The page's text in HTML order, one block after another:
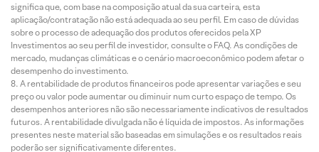
significa que, com base na composição atual da sua carteira, esta
aplicação/contratação não está adequada ao seu perfil. Em caso de dúvidas
sobre o processo de adequação dos produtos oferecidos pela XP
Investimentos ao seu perfil de investidor, consulte o FAQ. As condições de
mercado, mudanças climáticas e o cenário macroeconômico podem afetar o
desempenho do investimento.
A rentabilidade de produtos financeiros pode apresentar variações e seu
preço ou valor pode aumentar ou diminuir num curto espaço de tempo. Os
desempenhos anteriores não são necessariamente indicativos de resultados
futuros. A rentabilidade divulgada não é líquida de impostos. As informações
presentes neste material são baseadas em simulações e os resultados reais
poderão ser significativamente diferentes.